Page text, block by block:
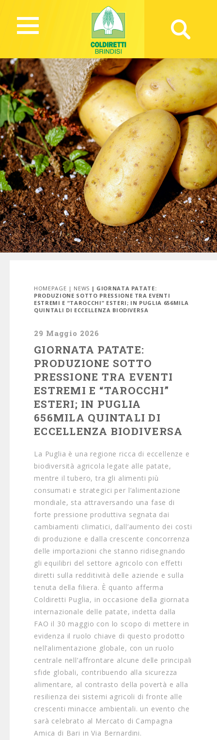
HOMEPAGE | NEWS | GIORNATA PATATE:
PRODUZIONE SOTTO PRESSIONE TRA EVENTI
ESTREMI E “TAROCCHI” ESTERI; IN PUGLIA 656MILA
QUINTALI DI ECCELLENZA BIODIVERSA
29 Maggio 2026
GIORNATA PATATE:
PRODUZIONE SOTTO
PRESSIONE TRA EVENTI
ESTREMI E “TAROCCHI”
ESTERI; IN PUGLIA
656MILA QUINTALI DI
ECCELLENZA BIODIVERSA
La Puglia è una regione ricca di eccellenze e
biodiversità agricola legate alle patate,
mentre il tubero, tra gli alimenti più
consumati e strategici per l’alimentazione
mondiale, sta attraversando una fase di
forte pressione produttiva segnata dai
cambiamenti climatici, dall’aumento dei costi
di produzione e dalla crescente concorrenza
delle importazioni che stanno ridisegnando
gli equilibri del settore agricolo con effetti
diretti sulla redditività delle aziende e sulla
tenuta della filiera. È quanto afferma
Coldiretti Puglia, in occasione della giornata
internazionale delle patate, indetta dalla
FAO il 30 maggio con lo scopo di mettere in
evidenza il ruolo chiave di questo prodotto
nell’alimentazione globale, con un ruolo
centrale nell’affrontare alcune delle principali
sfide globali, contribuendo alla sicurezza
alimentare, al contrasto della povertà e alla
resilienza dei sistemi agricoli di fronte alle
crescenti minacce ambientali. un evento che
sarà celebrato al Mercato di Campagna
Amica di Bari in Via Bernardini.